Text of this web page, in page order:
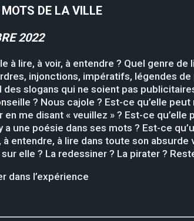
DE LA VILLE
2022
à lire, à voir, à entendre ? Quel genre
injonctions, impératifs, légendes
slogans qui ne soient pas
? Nous cajole ? Est-ce qu’elle
en me disant « veuillez » ? Est-ce
a une poésie dans ses mots ? Est-ce
entendre, à lire dans toute son
elle ? La redessiner ? La pirater ?
dans l’expérience